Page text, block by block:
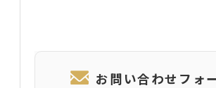
お問い合わせフォ